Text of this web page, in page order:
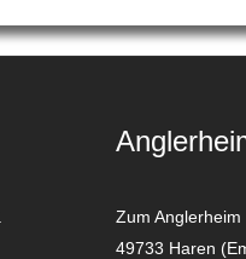
Zum Anglerheim
49733 Haren